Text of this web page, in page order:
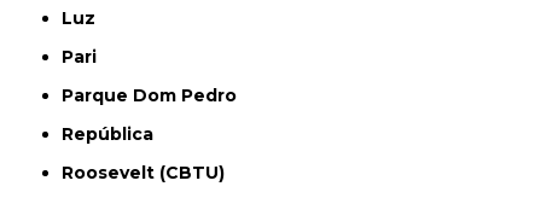
Luz
Pari
Parque Dom Pedro
República
Roosevelt (CBTU)